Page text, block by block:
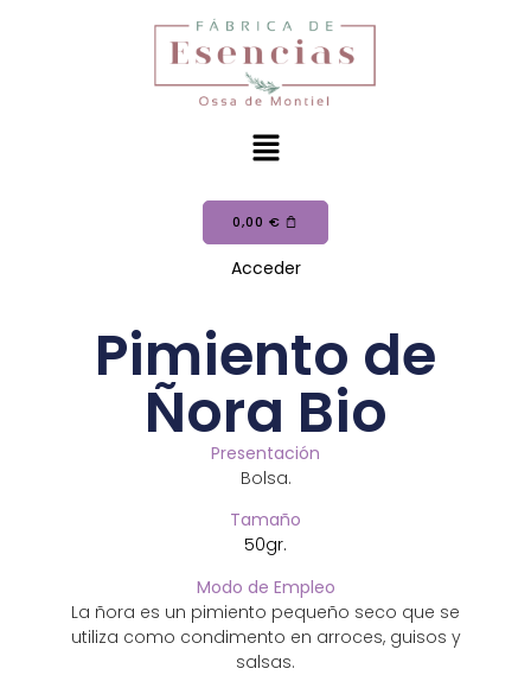
0,00 €
Acceder
Pimiento de
Ñora Bio
Presentación
Bolsa.
Tamaño
50gr.
Modo de Empleo
La ñora es un pimiento pequeño seco que se
utiliza como condimento en arroces, guisos y
salsas.